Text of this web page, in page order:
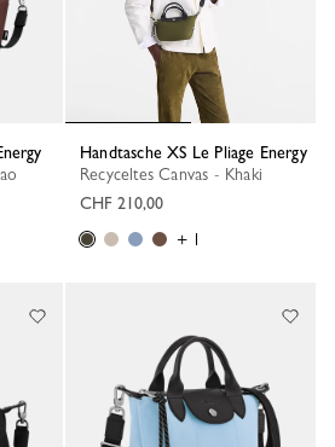
Handtasche XS Le Pliage Energy
Recyceltes Canvas - Khaki
CHF 210,00
+ 1